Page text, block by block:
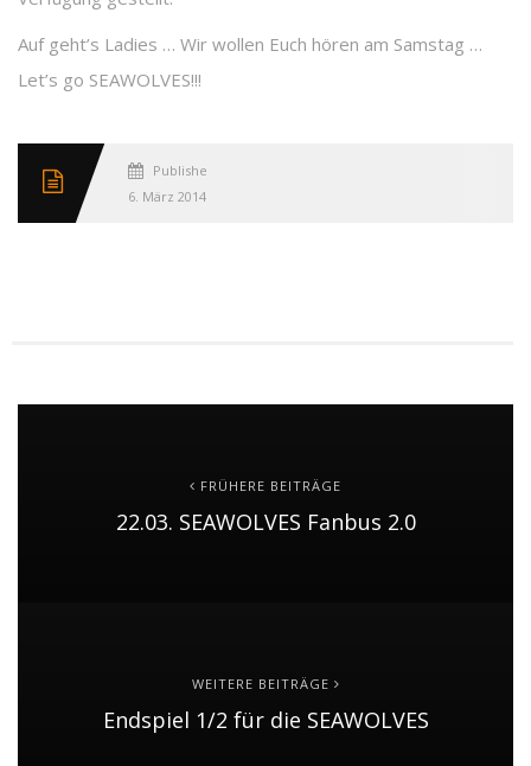
Auf geht’s Ladies … Wir wollen Euch hören am Samstag …
Let’s go SEAWOLVES!!!
Published
6. März 2014
FRÜHERE BEITRÄGE
22.03. SEAWOLVES Fanbus 2.0
WEITERE BEITRÄGE
Endspiel 1/2 für die SEAWOLVES